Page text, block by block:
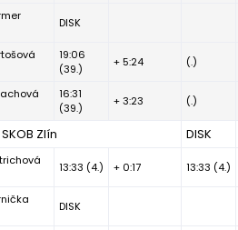
DISK
19:06
(39.)
+ 5:24 (.)
16:31
(39.)
+ 3:23 (.)
SKOB Zlín DISK
13:33 (4.) + 0:17 13:33 (4.)
DISK